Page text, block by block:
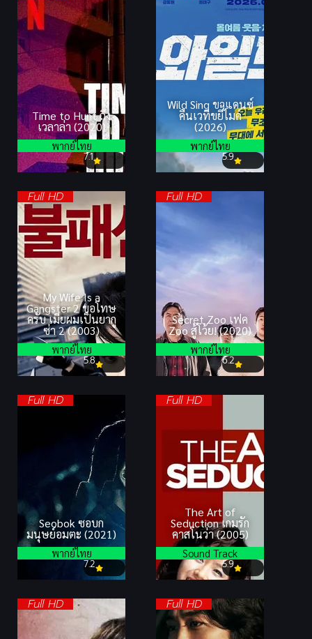
Time to Hunt ถึง
เวลาล่า (2020)
7.1
พากย์ไทย
Wild Sing ขาแดนซ์
คืนเวทีขยี้ไมค์
(2026)
5.9
พากย์ไทย
Full HD
My Wife Is a
Gangster 2 ขอโทษ
ครับ เมียผมเป็นยากู
ซ่า 2 (2003)
5.8
พากย์ไทย
Full HD
Secret Zoo เฟค
Zoo สู้โว้ย! (2020)
6.2
พากย์ไทย
Full HD
Seobok ซอบก
มนุษย์อมตะ (2021)
7.2
พากย์ไทย
Full HD
The Art of
Seduction เกมรัก
คาสโนว่า (2005)
5.9
Sound Track
Full HD Full HD